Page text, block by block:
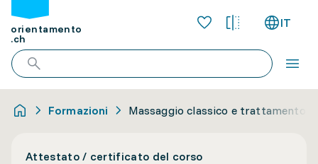
orientamento
.ch
IT
Formazioni Massaggio classico e trattamento
Attestato / certificato del corso